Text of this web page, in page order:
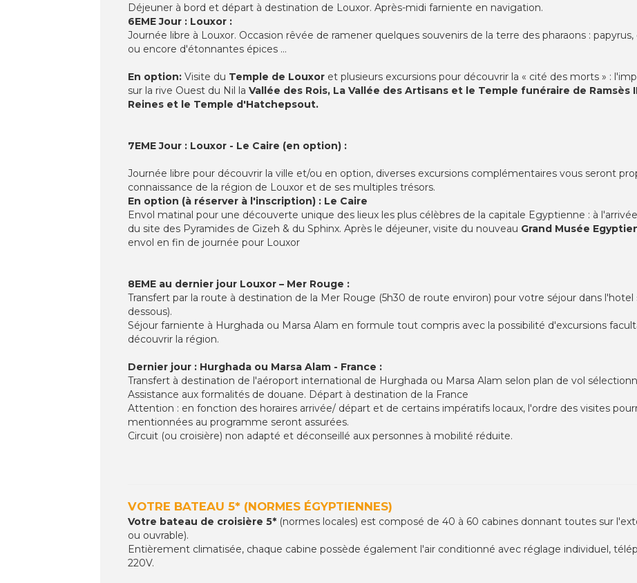
Déjeuner à bord et départ à destination de Louxor. Après-midi farniente en navigation.
6EME Jour : Louxor :
Journée libre à Louxor. Occasion rêvée de ramener quelques souvenirs de la terre des pharaons :
ou encore d'étonnantes épices …
En option: Visite du Temple de Louxor et plusieurs excursions pour découvrir la « cité des morts » :
sur la rive Ouest du Nil la Vallée des Rois, La Vallée des Artisans et le Temple funéraire de Ramsès
Reines et le Temple d'Hatchepsout.
7EME Jour : Louxor - Le Caire (en option) :
Journée libre pour découvrir la ville et/ou en option, diverses excursions complémentaires vous seront
connaissance de la région de Louxor et de ses multiples trésors.
En option (à réserver à l'inscription) : Le Caire
Envol matinal pour une découverte unique des lieux les plus célèbres de la capitale Egyptienne : à
du site des Pyramides de Gizeh & du Sphinx. Après le déjeuner, visite du nouveau Grand Musée
envol en fin de journée pour Louxor
8EME au dernier jour Louxor – Mer Rouge :
Transfert par la route à destination de la Mer Rouge (5h30 de route environ) pour votre séjour dans
dessous).
Séjour farniente à Hurghada ou Marsa Alam en formule tout compris avec la possibilité d'excursions
découvrir la région.
Dernier jour : Hurghada ou Marsa Alam - France :
Transfert à destination de l'aéroport international de Hurghada ou Marsa Alam selon plan de vol
Assistance aux formalités de douane. Départ à destination de la France
Attention : en fonction des horaires arrivée/ départ et de certains impératifs locaux, l'ordre des visites
mentionnées au programme seront assurées.
Circuit (ou croisière) non adapté et déconseillé aux personnes à mobilité réduite.
VOTRE BATEAU 5* (NORMES ÉGYPTIENNES)
Votre bateau de croisière 5* (normes locales) est composé de 40 à 60 cabines donnant toutes sur
ou ouvrable).
Entièrement climatisée, chaque cabine possède également l'air conditionné avec réglage individuel,
220V.